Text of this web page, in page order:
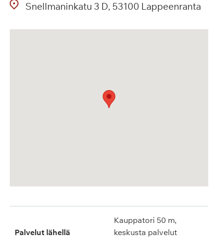
Snellmaninkatu 3 D 53100 Lappeenranta
Palvelut lähellä
Kauppatori 50 m,
keskusta palvelut